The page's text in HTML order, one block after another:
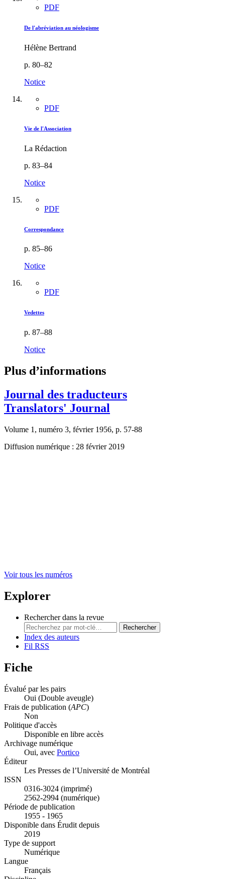
PDF
De l'abréviation au néologisme
Hélène Bertrand
p. 80–82
Notice
PDF
Vie de l'Association
La Rédaction
p. 83–84
Notice
PDF
Correspondance
p. 85–86
Notice
PDF
Vedettes
p. 87–88
Notice
Plus d’informations
Journal des traducteurs
Translators' Journal
Volume 1, numéro 3, février 1956, p. 57-88
Diffusion numérique : 28 février 2019
Voir tous les numéros
Explorer
Rechercher dans la revue
Rechercher
Index des auteurs
Fil RSS
Fiche
Évalué par les pairs
Oui (Double aveugle)
Frais de publication (APC)
Non
Politique d'accès
Disponible en libre accès
Archivage numérique
Oui, avec Portico
Éditeur
Les Presses de l’Université de Montréal
ISSN
0316-3024 (imprimé)
2562-2994 (numérique)
Période de publication
1955 - 1965
Disponible dans Érudit depuis
2019
Type de support
Numérique
Langue
Français